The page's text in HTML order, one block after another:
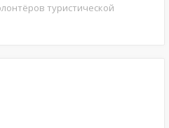
туристической